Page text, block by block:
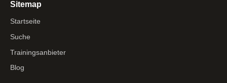
Sitemap
Startseite
Suche
Trainingsanbieter
Blog